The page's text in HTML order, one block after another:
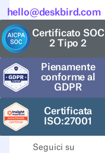
hello@deskbird.com
Certificato SOC
2 Tipo 2
Pienamente
conforme al
GDPR
Certificata
ISO:27001
Seguici su